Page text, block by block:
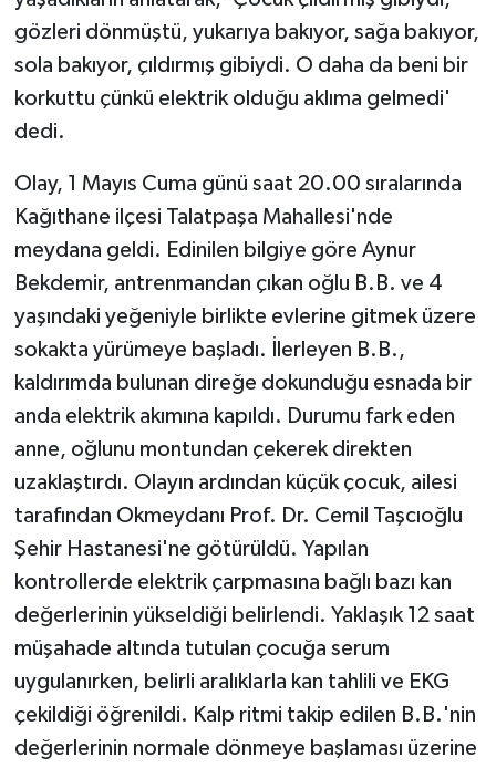
gözleri dönmüştü, yukarıya bakıyor, sağa bakıyor,
sola bakıyor, çıldırmış gibiydi. O daha da beni bir
korkuttu çünkü elektrik olduğu aklıma gelmedi'
dedi.
Olay, 1 Mayıs Cuma günü saat 20.00 sıralarında
Kağıthane ilçesi Talatpaşa Mahallesi'nde
meydana geldi. Edinilen bilgiye göre Aynur
Bekdemir, antrenmandan çıkan oğlu B.B. ve 4
yaşındaki yeğeniyle birlikte evlerine gitmek üzere
sokakta yürümeye başladı. İlerleyen B.B.,
kaldırımda bulunan direğe dokunduğu esnada bir
anda elektrik akımına kapıldı. Durumu fark eden
anne, oğlunu montundan çekerek direkten
uzaklaştırdı. Olayın ardından küçük çocuk, ailesi
tarafından Okmeydanı Prof. Dr. Cemil Taşcıoğlu
Şehir Hastanesi'ne götürüldü. Yapılan
kontrollerde elektrik çarpmasına bağlı bazı kan
değerlerinin yükseldiği belirlendi. Yaklaşık 12 saat
müşahade altında tutulan çocuğa serum
uygulanırken, belirli aralıklarla kan tahlili ve EKG
çekildiği öğrenildi. Kalp ritmi takip edilen B.B.'nin
değerlerinin normale dönmeye başlaması üzerine